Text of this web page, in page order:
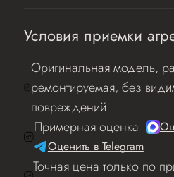
Условия приемки
Оригинальная модель,
ремонтируемая, без
повреждений
Примерная оценка
Оценить в Telegram
Точная цена только по